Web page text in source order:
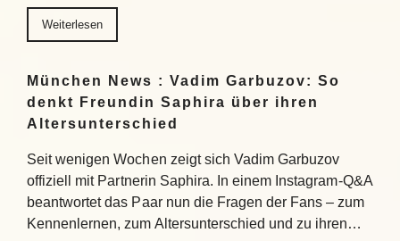
Weiterlesen
München News : Vadim Garbuzov: So
denkt Freundin Saphira über ihren
Altersunterschied
Seit wenigen Wochen zeigt sich Vadim Garbuzov
offiziell mit Partnerin Saphira. In einem Instagram-Q&A
beantwortet das Paar nun die Fragen der Fans – zum
Kennenlernen, zum Altersunterschied und zu ihren…